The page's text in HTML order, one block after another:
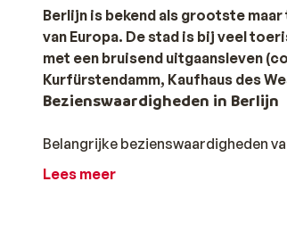
Berlijn is bekend als grootste
van Europa. De stad is bij veel
met een bruisend uitgaansleven
Kurfürstendamm, Kaufhaus des
Bezienswaardigheden in Berlijn
Belangrijke bezienswaardigheden
Platz, Brandenburger Tor,
deze stad bijna overal terecht.
Lees meer